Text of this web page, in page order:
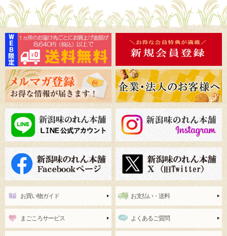
お買い物ガイド お支払い・送料
まごころサービス よくあるご質問